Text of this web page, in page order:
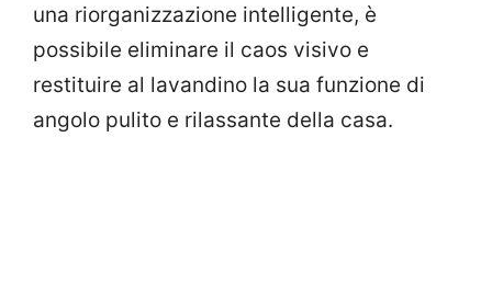
una riorganizzazione intelligente, è
possibile eliminare il caos visivo e
restituire al lavandino la sua funzione di
angolo pulito e rilassante della casa.